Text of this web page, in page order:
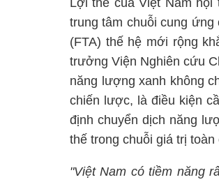
trung tâm chuỗi cung
(FTA) thế hệ mới rộng
trưởng Viện Nghiên cứu
năng lượng xanh không
chiến lược, là điều kiện
định chuyển dịch năng
thế trong chuỗi giá trị toàn
"Việt Nam có tiềm năng